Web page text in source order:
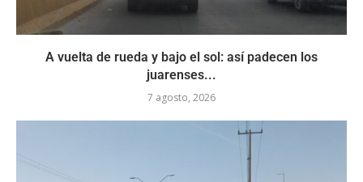
A vuelta de rueda y bajo el sol: así padecen los
juarenses...
7 agosto, 2026